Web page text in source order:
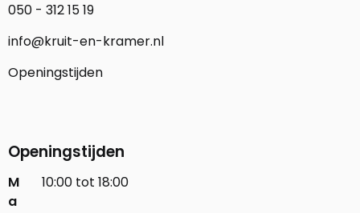
050 - 312 15 19
info@kruit-en-kramer.nl
Openingstijden
Openingstijden
M
a
10:00 tot 18:00